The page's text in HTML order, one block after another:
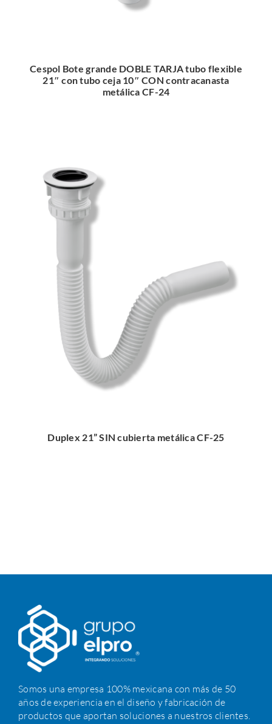
Cespol Bote grande DOBLE TARJA tubo flexible
21″ con tubo ceja 10″ CON contracanasta
metálica CF-24
Duplex 21” SIN cubierta metálica CF-25
Somos una empresa 100% mexicana con más de 50
años de experiencia en el diseño y fabricación de
productos que aportan soluciones a nuestros clientes.